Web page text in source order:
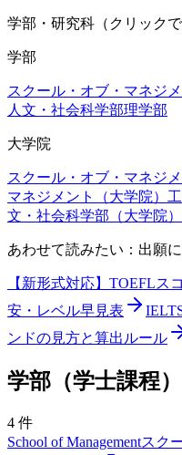
学部・研究科（クリックで
学部
スクール・オブ・マネジメ
人文・社会科学部理学部
大学院
スクール・オブ・マネジ
マネジメント（大学院）
文・社会科学部（大学院）
あわせて読みたい：出願
【新形式対応】TOEFLス
安・レベル早見表
ンドの見方と算出ルール
学部（学士課程）
4 件
School of Managementスク